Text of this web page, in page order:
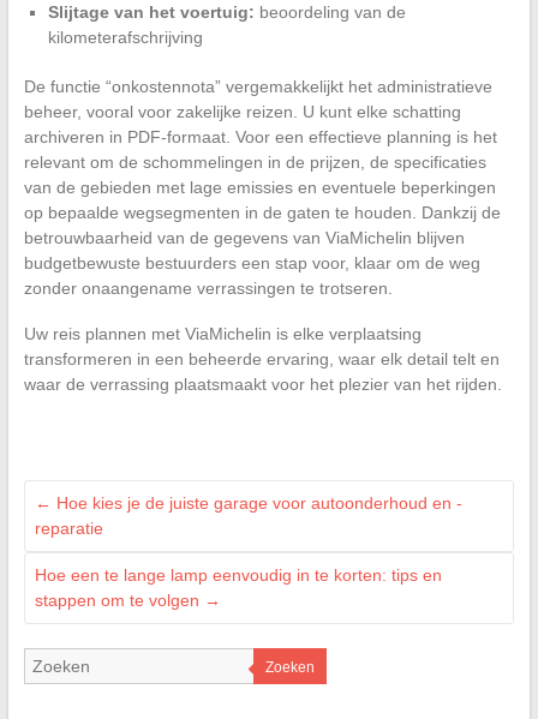
Slijtage van het voertuig: beoordeling van de
kilometerafschrijving
De functie “onkostennota” vergemakkelijkt het administratieve
beheer, vooral voor zakelijke reizen. U kunt elke schatting
archiveren in PDF-formaat. Voor een effectieve planning is het
relevant om de schommelingen in de prijzen, de specificaties
van de gebieden met lage emissies en eventuele beperkingen
op bepaalde wegsegmenten in de gaten te houden. Dankzij de
betrouwbaarheid van de gegevens van ViaMichelin blijven
budgetbewuste bestuurders een stap voor, klaar om de weg
zonder onaangename verrassingen te trotseren.
Uw reis plannen met ViaMichelin is elke verplaatsing
transformeren in een beheerde ervaring, waar elk detail telt en
waar de verrassing plaatsmaakt voor het plezier van het rijden.
← Hoe kies je de juiste garage voor autoonderhoud en -
reparatie
Hoe een te lange lamp eenvoudig in te korten: tips en
stappen om te volgen →
Zoeken